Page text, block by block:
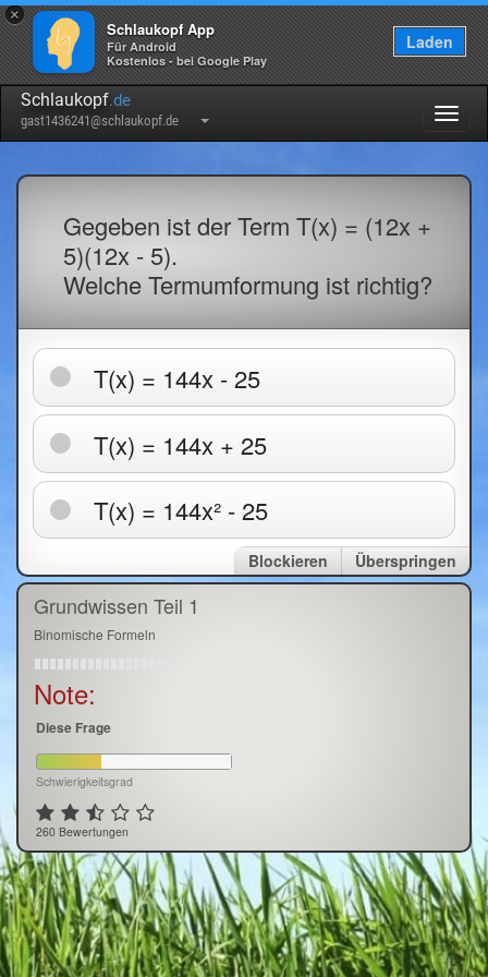
×
Schlaukopf App
Für Android
Kostenlos - bei Google Play
Laden
Schlaukopf.de
gast1436241@schlaukopf.de
Gegeben ist der Term T(x) = (12x +
5)(12x - 5).
Welche Termumformung ist richtig?
T(x) = 144x - 25
T(x) = 144x + 25
T(x) = 144x² - 25
Überspringen
Blockieren
Grundwissen Teil 1
Binomische Formeln
Note:
Diese Frage
Schwierigkeitsgrad
260 Bewertungen